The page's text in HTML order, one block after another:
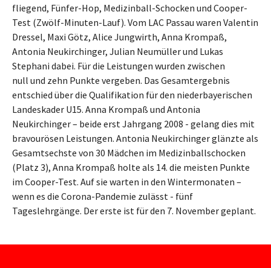
fliegend, Fünfer-Hop, Medizinball-Schocken und Cooper-
Test (Zwölf-Minuten-Lauf). Vom LAC Passau waren Valentin
Dressel, Maxi Götz, Alice Jungwirth, Anna Krompaß,
Antonia Neukirchinger, Julian Neumüller und Lukas
Stephani dabei. Für die Leistungen wurden zwischen
null und zehn Punkte vergeben. Das Gesamtergebnis
entschied über die Qualifikation für den niederbayerischen
Landeskader U15. Anna Krompaß und Antonia
Neukirchinger – beide erst Jahrgang 2008 - gelang dies mit
bravourösen Leistungen. Antonia Neukirchinger glänzte als
Gesamtsechste von 30 Mädchen im Medizinballschocken
(Platz 3), Anna Krompaß holte als 14. die meisten Punkte
im Cooper-Test. Auf sie warten in den Wintermonaten –
wenn es die Corona-Pandemie zulässt - fünf
Tageslehrgänge. Der erste ist für den 7. November geplant.